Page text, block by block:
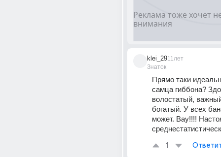
klei_29
Знаток
11лет
Прямо таки
самца гиббона?
волостатый,
богатый. У всех
может. Вау!!!!
1